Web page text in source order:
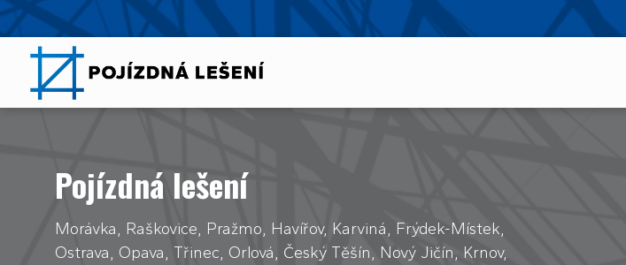
Pojízdná lešení
Morávka, Raškovice, Pražmo, Havířov, Karviná, Frýdek-Místek,
Ostrava, Opava, Třinec, Orlová, Český Těšín, Nový Jičín, Krnov,